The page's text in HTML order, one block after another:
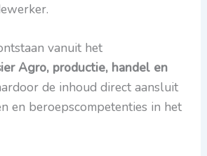
vanuit het
Agro, productie, handel en
de inhoud direct aansluit
en beroepscompetenties in het